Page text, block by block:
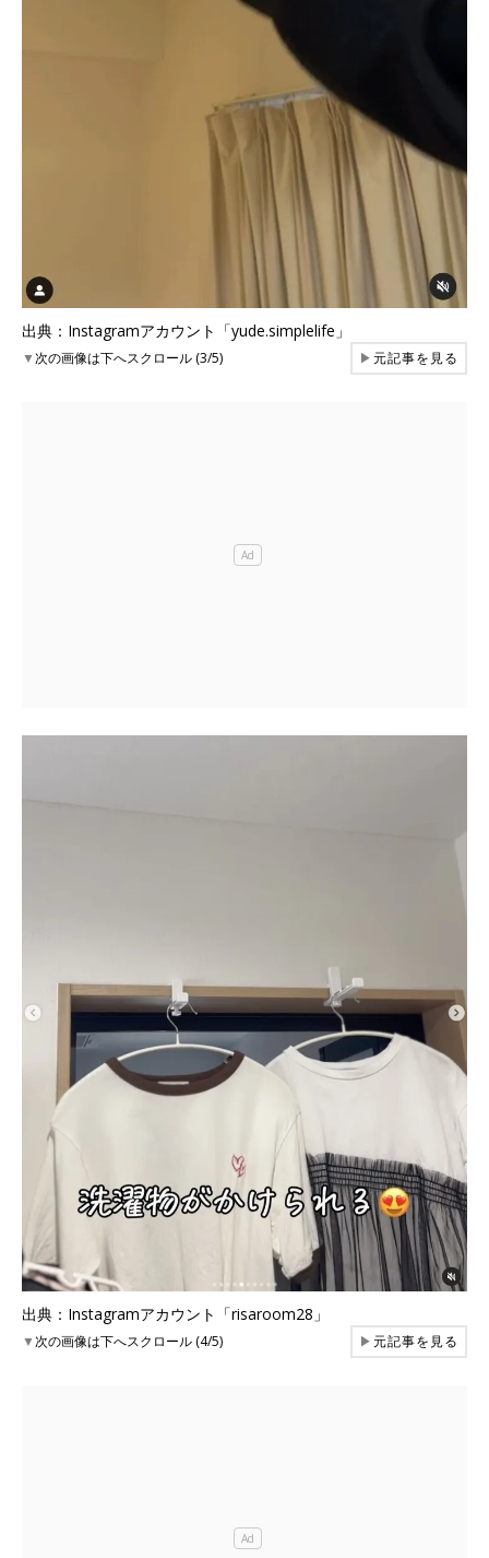
出典：Instagramアカウント「yude.simplelife」
▼次の画像は下へスクロール (3/5) ▶元記事を見る
出典：Instagramアカウント「risaroom28」
▼次の画像は下へスクロール (4/5) ▶元記事を見る